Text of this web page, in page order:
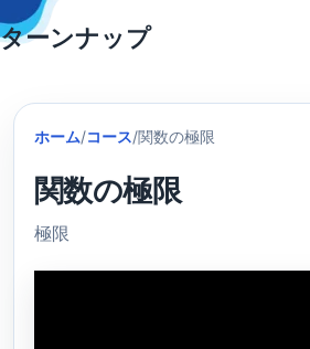
Skip
to
ターンナップ
ホーム/コース/関数の極限
関数の極限
極限